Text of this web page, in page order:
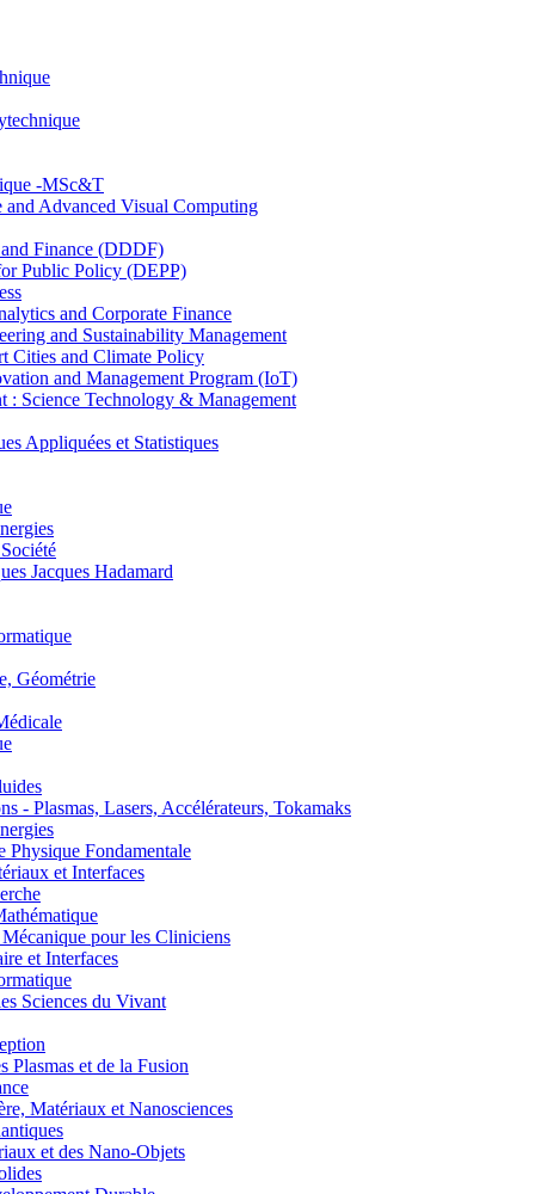
-MSc&T
Advanced Visual Computing
Finance (DDDF)
Public Policy (DEPP)
and Corporate Finance
and Sustainability Management
Cities and Climate Policy
and Management Program (IoT)
Science Technology & Management
Appliquées et Statistiques
Jacques Hadamard
Géométrie
Plasmas, Lasers, Accélérateurs, Tokamaks
Fondamentale
et Interfaces
pour les Cliniciens
et Interfaces
Sciences du Vivant
et de la Fusion
Matériaux et Nanosciences
et des Nano-Objets